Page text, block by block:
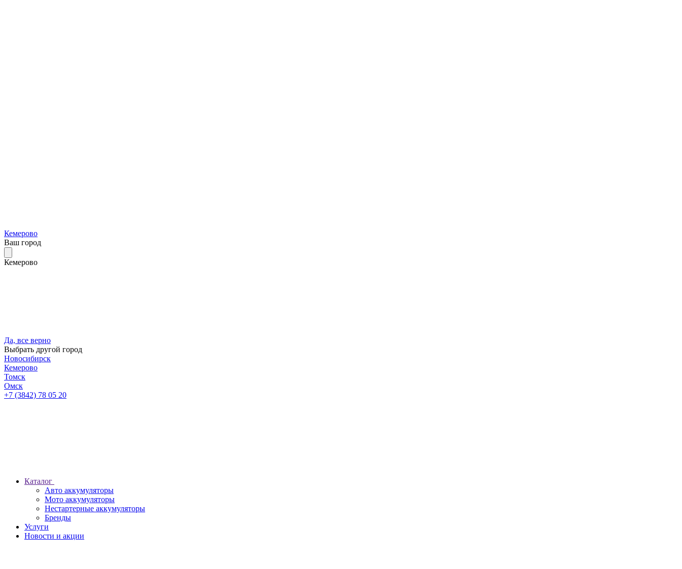
Кемерово
Ваш город
Кемерово
Да, все верно
Выбрать другой город
Новосибирск
Кемерово
Томск
Омск
+7 (3842) 78 05 20
Каталог
Авто аккумуляторы
Мото аккумуляторы
Нестартерные аккумуляторы
Бренды
Услуги
Новости и акции